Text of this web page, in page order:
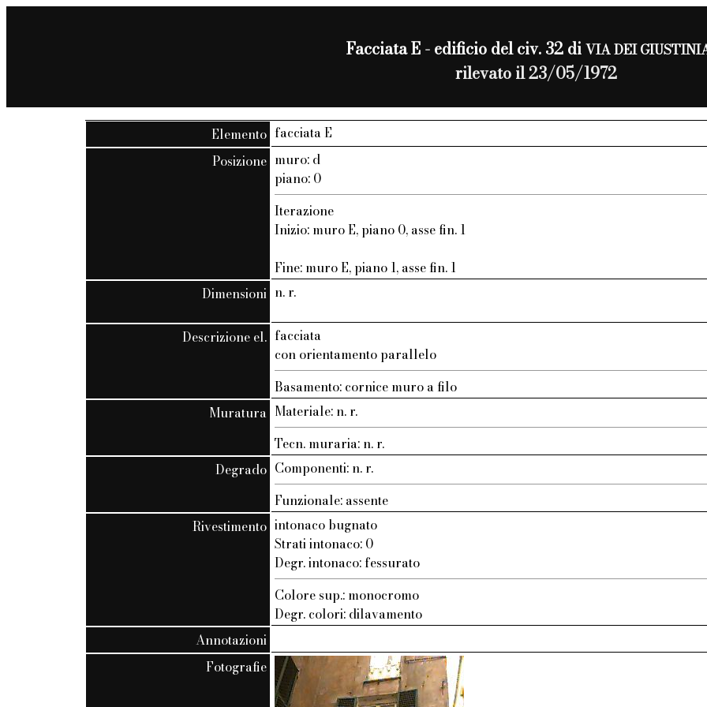
Facciata E - edificio del civ. 32 diVIA DEI
rilevato il 23/05/1972
Elemento facciata E
Posizione muro: d
piano: 0
Iterazione
Inizio: muro E, piano 0, asse fin. 1
Fine: muro E, piano 1, asse fin. 1
Dimensioni n. r.
Descrizione el. facciata
con orientamento parallelo
Basamento: cornice muro a filo
Muratura Materiale: n. r.
Tecn. muraria: n. r.
Degrado Componenti: n. r.
Funzionale: assente
Rivestimento intonaco bugnato
Strati intonaco: 0
Degr. intonaco: fessurato
Colore sup.: monocromo
Degr. colori: dilavamento
Annotazioni
Fotografie